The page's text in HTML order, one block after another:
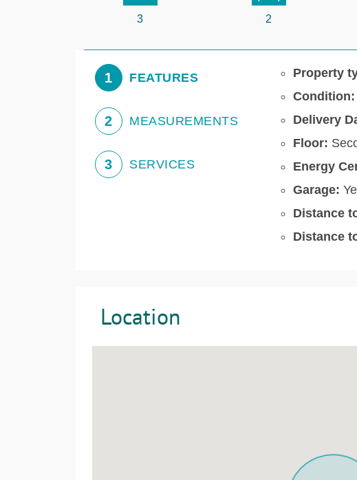
3 2
1 FEATURES
2 MEASUREMENTS
3 SERVICES
Property
Condition:
Delivery
Floor:
Energy
Garage:
Distance
Distance
Location